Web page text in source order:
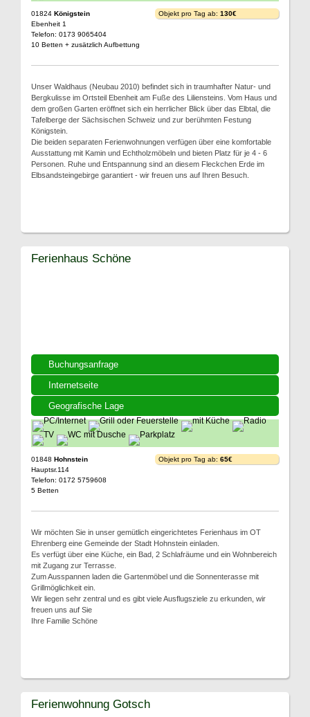
01824 Königstein
Ebenheit 1
Telefon: 0173 9065404
10 Betten + zusätzlich Aufbettung
Objekt pro Tag ab: 130€
Unser Waldhaus (Neubau 2010) befindet sich in traumhafter Natur- und
Bergkulisse im Ortsteil Ebenheit am Fuße des Liliensteins. Vom Haus und
dem großen Garten eröffnet sich ein herrlicher Blick über das Elbtal, die
Tafelberge der Sächsischen Schweiz und zur berühmten Festung
Königstein.
Die beiden separaten Ferienwohnungen verfügen über eine komfortable
Ausstattung mit Kamin und Echtholzmöbeln und bieten Platz für je 4 - 6
Personen. Ruhe und Entspannung sind an diesem Fleckchen Erde im
Elbsandsteingebirge garantiert - wir freuen uns auf Ihren Besuch.
Buchungsanfrage
Internetseite
Geografische Lage
Ferienhaus Schöne
01848 Hohnstein
Hauptsr.114
Telefon: 0172 5759608
5 Betten
Objekt pro Tag ab: 65€
Wir möchten Sie in unser gemütlich eingerichtetes Ferienhaus im OT
Ehrenberg eine Gemeinde der Stadt Hohnstein einladen.
Es verfügt über eine Küche, ein Bad, 2 Schlafräume und ein Wohnbereich
mit Zugang zur Terrasse.
Zum Ausspannen laden die Gartenmöbel und die Sonnenterasse mit
Grillmöglichkeit ein.
Wir liegen sehr zentral und es gibt viele Ausflugsziele zu erkunden, wir
freuen uns auf Sie
Ihre Familie Schöne
Ferienwohnung Gotsch